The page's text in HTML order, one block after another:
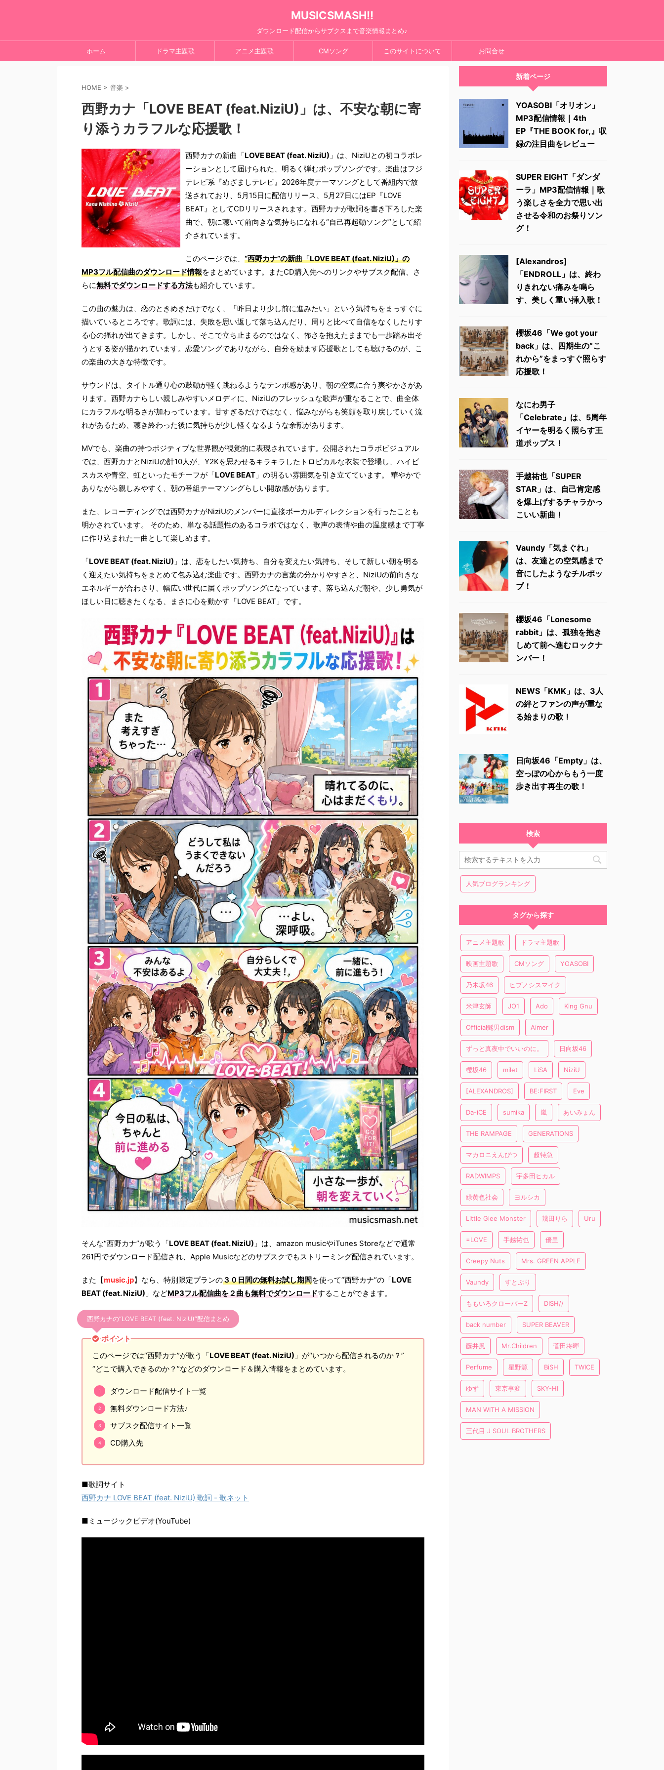
MUSICSMASH!!
ダウンロード配信からサブクスまで音楽情報まとめ♪
ホーム ドラマ主題歌 アニメ主題歌 CMソング このサイトについて お問合せ
HOME > 音楽 >
西野カナ「LOVE BEAT (feat.NiziU)」は、不安な朝に寄
り添うカラフルな応援歌！
西野カナの新曲「LOVE BEAT (feat. NiziU) 」は、NiziUとの初コラボレ
ーションとして届けられた、明るく弾むポップソングです。楽曲はフジ
テレビ系『めざましテレビ』2026年度テーマソングとして番組内で放
送されており、5月15日に配信リリース、5月27日にはEP『LOVE
BEAT』としてCDリリースされます。西野カナが歌詞を書き下ろした楽
曲で、朝に聴いて前向きな気持ちになれる“自己再起動ソング”として紹
介されています。
このページでは、 “西野カナ”の新曲「LOVE BEAT (feat. NiziU)」の
MP3フル配信曲のダウンロード情報をまとめています。またCD購入先へのリンクやサブスク配信、さ
らに無料でダウンロードする方法も紹介しています。
この曲の魅力は、恋のときめきだけでなく、「昨日より少し前に進みたい」という気持ちをまっすぐに
描いているところです。歌詞には、失敗を思い返して落ち込んだり、周りと比べて自信をなくしたりす
る心の揺れが出てきます。しかし、そこで立ち止まるのではなく、怖さを抱えたままでも一歩踏み出そ
うとする姿が描かれています。恋愛ソングでありながら、自分を励ます応援歌としても聴けるのが、こ
の楽曲の大きな特徴です。
サウンドは、タイトル通り心の鼓動が軽く跳ねるようなテンポ感があり、朝の空気に合う爽やかさがあ
ります。西野カナらしい親しみやすいメロディに、NiziUのフレッシュな歌声が重なることで、曲全体
にカラフルな明るさが加わっています。甘すぎるだけではなく、悩みながらも笑顔を取り戻していく流
れがあるため、聴き終わった後に気持ちが少し軽くなるような余韻があります。
MVでも、楽曲の持つポジティブな世界観が視覚的に表現されています。公開されたコラボビジュアル
では、西野カナとNiziUの計10人が、Y2Kを思わせるキラキラしたトロピカルな衣装で登場し、ハイビ
スカスや青空、虹といったモチーフが「LOVE BEAT 」の明るい雰囲気を引き立てています。 華やかで
ありながら親しみやすく、朝の番組テーマソングらしい開放感があります。
また、レコーディングでは西野カナがNiziUのメンバーに直接ボーカルディレクションを行ったことも
明かされています。 そのため、単なる話題性のあるコラボではなく、歌声の表情や曲の温度感まで丁寧
に作り込まれた一曲として楽しめます。
「LOVE BEAT (feat. NiziU) 」は、恋をしたい気持ち、自分を変えたい気持ち、そして新しい朝を明る
く迎えたい気持ちをまとめて包み込む楽曲です。西野カナの言葉の分かりやすさと、NiziUの前向きな
エネルギーが合わさり、幅広い世代に届くポップソングになっています。落ち込んだ朝や、少し勇気が
ほしい日に聴きたくなる、まさに心を動かす「LOVE BEAT」です。
そんな“西野カナ”が歌う「LOVE BEAT (feat. NiziU) 」は、amazon musicやiTunes Storeなどで通常
261円でダウンロード配信され、Apple Musicなどのサブスクでもストリーミング配信されています。
また【music.jp】なら、特別限定プランの３０日間の無料お試し期間を使って“西野カナ”の「LOVE
BEAT (feat. NiziU) 」などMP3フル配信曲を２曲も無料でダウンロードすることができます。
西野カナの“LOVE BEAT (feat. NiziU)”配信まとめ
ポイント
このページでは“西野カナ”が歌う「LOVE BEAT (feat. NiziU) 」が“いつから配信されるのか？”
“どこで購入できるのか？”などのダウンロード＆購入情報をまとめています。
ダウンロード配信サイト一覧
無料ダウンロード方法♪
サブスク配信サイト一覧
CD購入先
■歌詞サイト
西野カナ LOVE BEAT (feat. NiziU) 歌詞 - 歌ネット
■ミュージックビデオ(YouTube)
新着ページ
YOASOBI「オリオン」
MP3配信情報｜4th
EP『THE BOOK for,』収
録の注目曲をレビュー
SUPER EIGHT「ダンダ
ーラ」MP3配信情報｜歌
う楽しさを全力で思い出
させる令和のお祭りソン
グ！
[Alexandros]
「ENDROLL」は、終わ
りきれない痛みを鳴ら
す、美しく重い挿入歌！
櫻坂46「We got your
back」は、四期生の“こ
れから”をまっすぐ照らす
応援歌！
なにわ男子
「Celebrate」は、5周年
イヤーを明るく照らす王
道ポップス！
手越祐也「SUPER
STAR」は、自己肯定感
を爆上げするチャラかっ
こいい新曲！
Vaundy「気まぐれ」
は、友達との空気感まで
音にしたようなチルポッ
プ！
櫻坂46「Lonesome
rabbit」は、孤独を抱き
しめて前へ進むロックナ
ンバー！
NEWS「KMK」は、3人
の絆とファンの声が重な
る始まりの歌！
日向坂46「Empty」は、
空っぽの心からもう一度
歩き出す再生の歌！
検索
人気ブログランキング
タグから探す
アニメ主題歌 ドラマ主題歌
映画主題歌 CMソング YOASOBI
乃木坂46 ヒプノシスマイク
米津玄師 JO1 Ado King Gnu
Official髭男dism Aimer
ずっと真夜中でいいのに。 日向坂46
櫻坂46 milet LiSA NiziU
[ALEXANDROS] BE:FIRST Eve
Da-iCE sumika 嵐 あいみょん
THE RAMPAGE GENERATIONS
マカロニえんぴつ 超特急
RADWIMPS 宇多田ヒカル
緑黄色社会 ヨルシカ
Little Glee Monster 幾田りら Uru
=LOVE 手越祐也 優里
Creepy Nuts Mrs. GREEN APPLE
Vaundy すとぷり
ももいろクローバーZ DISH//
back number SUPER BEAVER
藤井風 Mr.Children 菅田将暉
Perfume 星野源 BiSH TWICE
ゆず 東京事変 SKY-HI
MAN WITH A MISSION
三代目 J SOUL BROTHERS